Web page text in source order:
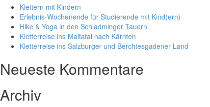
Klettern mit Kindern
Erlebnis-Wochenende für Studierende mit Kind(ern)
Hike & Yoga in den Schladminger Tauern
Kletterreise ins Maltatal nach Kärnten
Kletterreise ins Salzburger und Berchtesgadener Land
Neueste Kommentare
Archiv